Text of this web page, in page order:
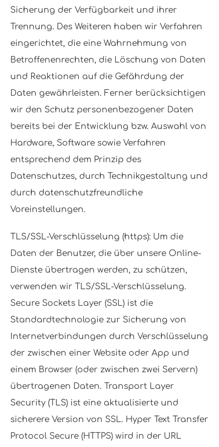
Sicherung der Verfügbarkeit und ihrer
Trennung. Des Weiteren haben wir Verfahren
eingerichtet, die eine Wahrnehmung von
Betroffenenrechten, die Löschung von Daten
und Reaktionen auf die Gefährdung der
Daten gewährleisten. Ferner berücksichtigen
wir den Schutz personenbezogener Daten
bereits bei der Entwicklung bzw. Auswahl von
Hardware, Software sowie Verfahren
entsprechend dem Prinzip des
Datenschutzes, durch Technikgestaltung und
durch datenschutzfreundliche
Voreinstellungen.
TLS/SSL-Verschlüsselung (https): Um die
Daten der Benutzer, die über unsere Online-
Dienste übertragen werden, zu schützen,
verwenden wir TLS/SSL-Verschlüsselung.
Secure Sockets Layer (SSL) ist die
Standardtechnologie zur Sicherung von
Internetverbindungen durch Verschlüsselung
der zwischen einer Website oder App und
einem Browser (oder zwischen zwei Servern)
übertragenen Daten. Transport Layer
Security (TLS) ist eine aktualisierte und
sicherere Version von SSL. Hyper Text Transfer
Protocol Secure (HTTPS) wird in der URL